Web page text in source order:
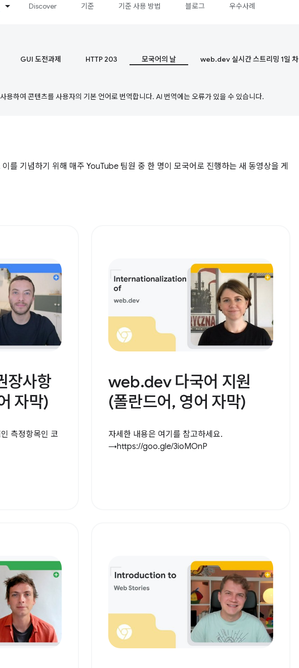
Discover 기준 기준 사용 방법 블로그 우수사례
GUI 도전과제 HTTP 203 모국어의 날 web.dev 실시간 스트리밍 1일 차
용하여 콘텐츠를 사용자의 기본 언어로 번역합니다. AI 번역에는 오류가 있을 수 있습니다.
를 기념하기 위해 매주 YouTube 팀원 중 한 명이 모국어로 진행하는 새 동영상을 게
장사항
자막)
측정항목인 코
web.dev 다국어 지원
(폴란드어, 영어 자막)
자세한 내용은 여기를 참고하세요.
→https://goo.gle/3ioMOnP